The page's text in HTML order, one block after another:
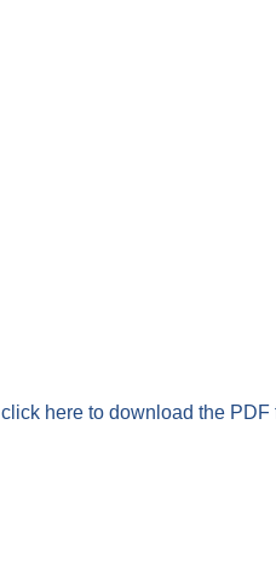
click here to download the PDF